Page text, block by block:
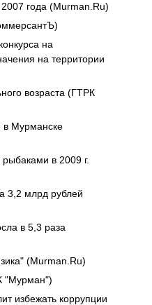
года (Murman.Ru)
на
на территории
возраста (ГТРК
в Мурманске
в 2009 г.
3,2 млрд рублей
в 5,3 раза
(Murman.Ru)
"Мурман")
избежать коррупции